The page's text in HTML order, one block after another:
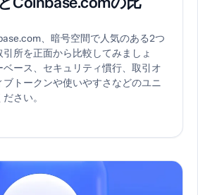
、暗号空間で人気のある2つ
所を正面から比較してみましょ
ベース、セキュリティ慣行、取引オ
トークンや使いやすさなどのユニ
さい。